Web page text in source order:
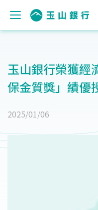
玉山銀行榮獲經
保金質獎」績優
2025/01/06